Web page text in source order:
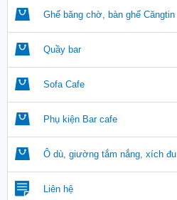
Ghế băng chờ, bàn ghế Căngtin
Quầy bar
Sofa Cafe
Phụ kiện Bar cafe
Ô dù, giường tắm nắng, xích đu
Liên hệ